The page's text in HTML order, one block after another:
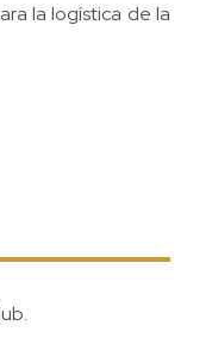
la logística de la